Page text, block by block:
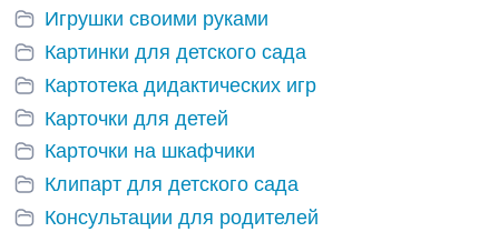
Игрушки своими руками
Картинки для детского сада
Картотека дидактических игр
Карточки для детей
Карточки на шкафчики
Клипарт для детского сада
Консультации для родителей